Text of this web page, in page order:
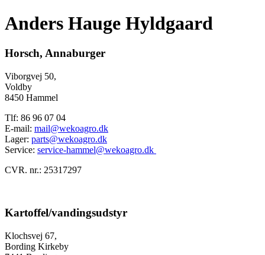
Anders Hauge Hyldgaard
Horsch, Annaburger
Viborgvej 50,
Voldby
8450 Hammel
Tlf: 86 96 07 04
E-mail: mail@wekoagro.dk
Lager: parts@wekoagro.dk
Service: service-hammel@wekoagro.dk
CVR. nr.: 25317297
Kartoffel/vandingsudstyr
Klochsvej 67,
Bording Kirkeby